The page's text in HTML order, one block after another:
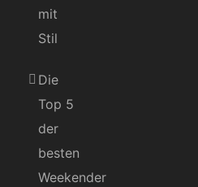
mit
Stil
Die
Top 5
der
besten
Weekender